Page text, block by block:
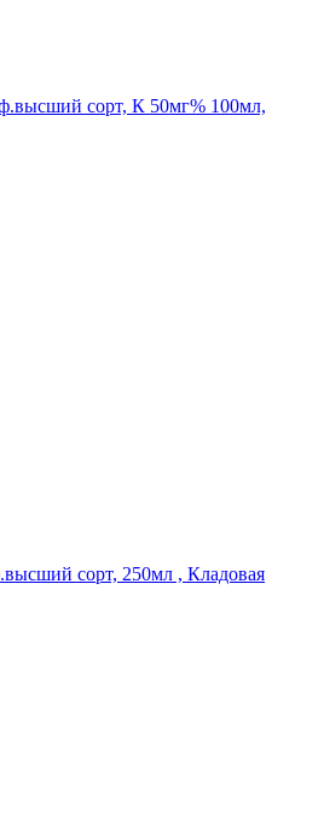
сорт, К 50мг% 100мл,
сорт, 250мл , Кладовая